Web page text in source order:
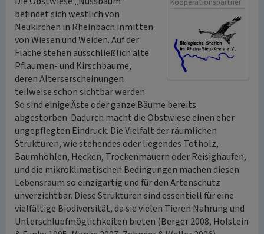
Kooperationspartner
befindet sich westlich von
Neukirchen in Rheinbach inmitten
von Wiesen und Weiden. Auf der
Fläche stehen ausschließlich alte
Pflaumen- und Kirschbäume,
deren Alterserscheinungen
teilweise schon sichtbar werden.
So sind einige Äste oder ganze Bäume bereits
abgestorben. Dadurch macht die Obstwiese einen eher
ungepflegten Eindruck. Die Vielfalt der räumlichen
Strukturen, wie stehendes oder liegendes Totholz,
Baumhöhlen, Hecken, Trockenmauern oder Reisighaufen,
und die mikroklimatischen Bedingungen machen diesen
Lebensraum so einzigartig und für den Artenschutz
unverzichtbar. Diese Strukturen sind essentiell für eine
vielfältige Biodiversität, da sie vielen Tieren Nahrung und
Unterschlupfmöglichkeiten bieten (Berger 2008, Holstein